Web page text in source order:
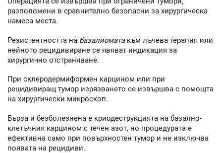
разположени в сравнително безопасни за хирургическа
намеса места.
Резистентността на базалиоматакъм лъчева терапия или
нейното рецидивиране се явяват индикация за
хирургично отстраняване.
При склеродермиформен карцином или при
рецидивиращ тумор изрязването се извършва с помощта
на хирургически микроскоп.
Бърза и безболезнена е криодеструкцията на базално-
клетъчния карцином с течен азот, но процедурата е
ефективна само при повърхностен тумор и не изключва
появата на рецидиви.